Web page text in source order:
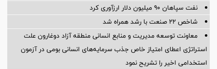
نفت سپاهان ۹۰ میلیون دلار ارزآوری کرد
شاخص ۲۲ صنعت با رشد همراه شد
معاونت توسعه مدیریت و منابع انسانی منطقه آزاد دوغارون علت
استراتژی اعطای امتیاز خاص جذب سرمایه‌های انسانی بومی در آزمون
استخدامی اخیر را تشریح نمود